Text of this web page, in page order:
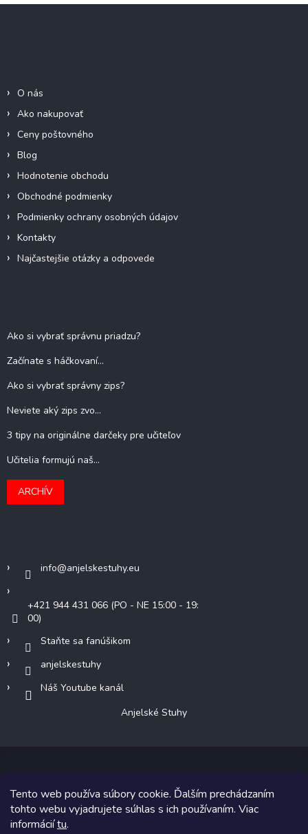
Tento web používa súbory cookie. Ďalším prechádzaním
tohto webu vyjadrujete súhlas s ich používaním. Viac
informáciítu.
O nás
Ako nakupovať
Ceny poštovného
Blog
Hodnotenie obchodu
Obchodné podmienky
Podmienky ochrany osobných údajov
Kontakty
Najčastejšie otázky a odpovede
Ako si vybrať správnu priadzu?
Začínate s háčkovaní...
Ako si vybrať správny zips?
Neviete aký zips zvo...
3 tipy na originálne darčeky pre učiteľov
Učitelia formujú naš...
ARCHÍV
info@anjelskestuhy.eu
+421 944 431 066 (PO - NE 15:00 - 19:
00)
Staňte sa fanúšikom
anjelskestuhy
Náš Youtube kanál
Anjelské Stuhy
Copyright 2026Anjelské Stuhy. Všetky práva vyhradené.
Grafický návrh vytvoril a na Shoptet implementoval